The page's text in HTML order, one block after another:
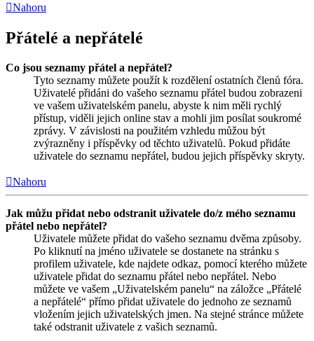
Nahoru
Přátelé a nepřátelé
Co jsou seznamy přátel a nepřátel?
Tyto seznamy můžete použít k rozdělení ostatních členů fóra.
Uživatelé přidáni do vašeho seznamu přátel budou zobrazeni
ve vašem uživatelském panelu, abyste k nim měli rychlý
přístup, viděli jejich online stav a mohli jim posílat soukromé
zprávy. V závislosti na použitém vzhledu můžou být
zvýrazněny i příspěvky od těchto uživatelů. Pokud přidáte
uživatele do seznamu nepřátel, budou jejich příspěvky skryty.
Nahoru
Jak můžu přidat nebo odstranit uživatele do/z mého seznamu
přátel nebo nepřátel?
Uživatele můžete přidat do vašeho seznamu dvěma způsoby.
Po kliknutí na jméno uživatele se dostanete na stránku s
profilem uživatele, kde najdete odkaz, pomocí kterého můžete
uživatele přidat do seznamu přátel nebo nepřátel. Nebo
můžete ve vašem „Uživatelském panelu“ na záložce „Přátelé
a nepřátelé“ přímo přidat uživatele do jednoho ze seznamů
vložením jejich uživatelských jmen. Na stejné stránce můžete
také odstranit uživatele z vašich seznamů.